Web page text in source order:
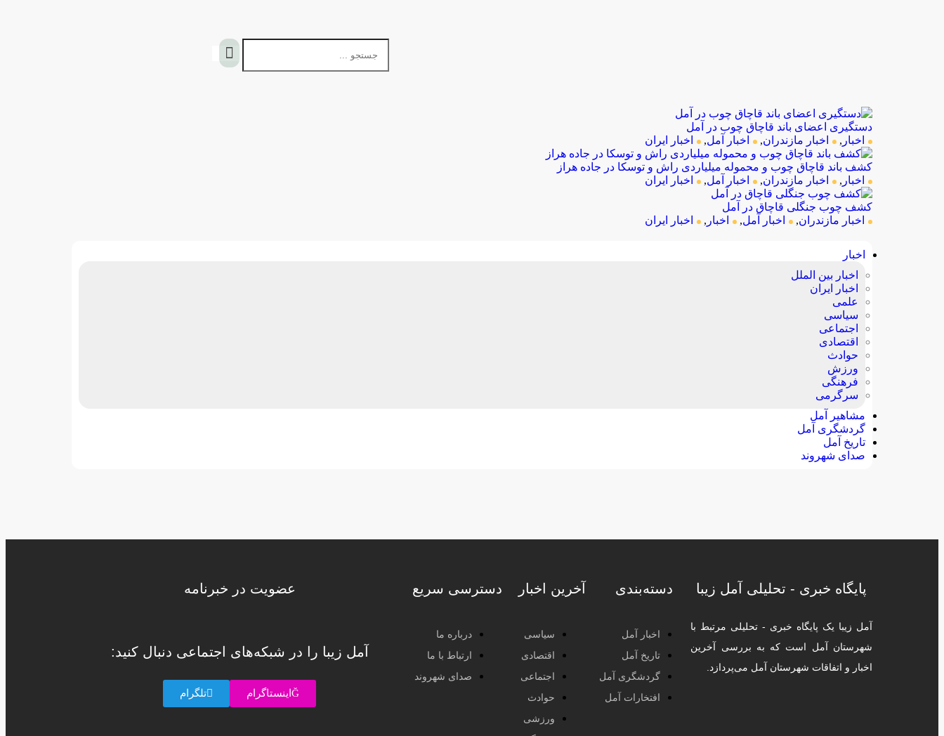
دستگیری اعضای باند قاچاق چوب در آمل
اخبار , اخبار مازندران, اخبار آمل, اخبار ایران
کشف باند قاچاق چوب و محموله میلیاردی راش و توسکا در جاده هراز
اخبار , اخبار مازندران, اخبار آمل, اخبار ایران
کشف چوب جنگلی قاچاق در آمل
اخبار مازندران, اخبار آمل, اخبار , اخبار ایران
اخبار
اخبار بین الملل
اخبار ایران
علمی
سیاسی
اجتماعی
اقتصادی
حوادث
ورزش
فرهنگی
سرگرمی
مشاهیر آمل
گردشگری آمل
تاریخ آمل
صدای شهروند
پایگاه خبری - تحلیلی آمل زیبا
آمل زیبا یک پایگاه خبری - تحلیلی مرتبط با
شهرستان آمل است که به بررسی آخرین
اخبار و اتفاقات شهرستان آمل می‌پردازد.
دسته‌بندی
اخبار آمل
تاریخ آمل
گردشگری آمل
افتخارات آمل
آخرین اخبار
سیاسی
اقتصادی
اجتماعی
حوادث
ورزشی
دسترسی سریع
درباره ما
ارتباط با ما
صدای شهروند
عضویت در خبرنامه
آمل زیبا را در شبکه‌های اجتماعی دنبال کنید:
اینستاگرام تلگرام